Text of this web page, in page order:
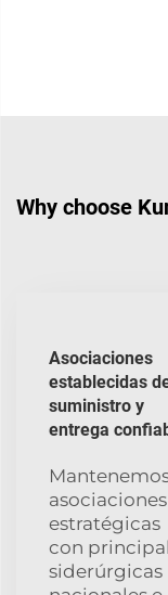
Why choose
Asociaciones
establecidas
suministro y
entrega
asociaciones
estratégicas
con
siderúrgicas